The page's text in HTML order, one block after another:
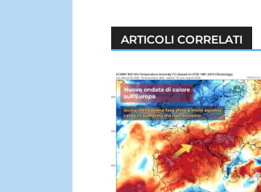
ARTICOLI CORRELATI